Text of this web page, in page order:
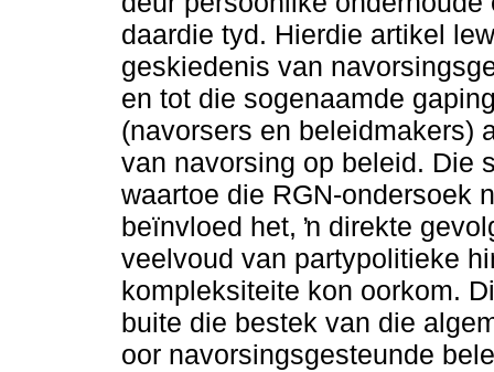
daardie tyd. Hierdie artikel
geskiedenis van
en tot die sogenaamde
(navorsers en beleidmakers)
van navorsing op beleid. Die
waartoe die RGN-ondersoek
beïnvloed het, ŉ direkte
veelvoud van partypolitieke
kompleksiteite kon oorkom.
buite die bestek van die
oor navorsingsgesteunde